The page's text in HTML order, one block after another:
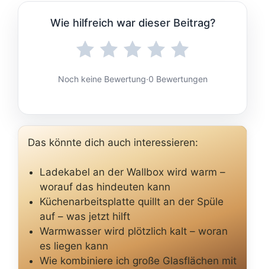
Wie hilfreich war dieser Beitrag?
Noch keine Bewertung·0 Bewertungen
Das könnte dich auch interessieren:
Ladekabel an der Wallbox wird warm –
worauf das hindeuten kann
Küchenarbeitsplatte quillt an der Spüle
auf – was jetzt hilft
Warmwasser wird plötzlich kalt – woran
es liegen kann
Wie kombiniere ich große Glasflächen mit